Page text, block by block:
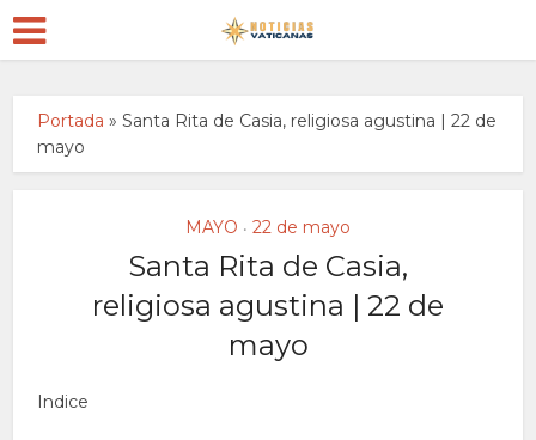
Portada »Santa Rita de Casia, religiosa agustina | 22 de
mayo
MAYO • 22 de mayo
Santa Rita de Casia,
religiosa agustina | 22 de
mayo
Indice